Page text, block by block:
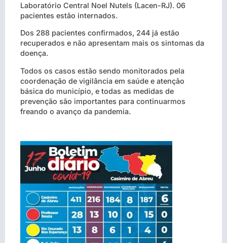
Laboratório Central Noel Nutels (Lacen-RJ). 06
pacientes estão internados.
Dos 288 pacientes confirmados, 244 já estão
recuperados e não apresentam mais os sintomas da
doença.
Todos os casos estão sendo monitorados pela
coordenação de vigilância em saúde e atenção
básica do município, e todas as medidas de
prevenção são importantes para continuarmos
freando o avanço da pandemia.